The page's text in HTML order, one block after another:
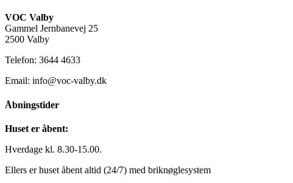
VOC Valby
Gammel Jernbanevej 25
2500 Valby
Telefon: 3644 4633
Email: info@voc-valby.dk
Åbningstider
Huset er åbent:
Hverdage kl. 8.30-15.00.
Ellers er huset åbent altid (24/7) med briknøglesystem